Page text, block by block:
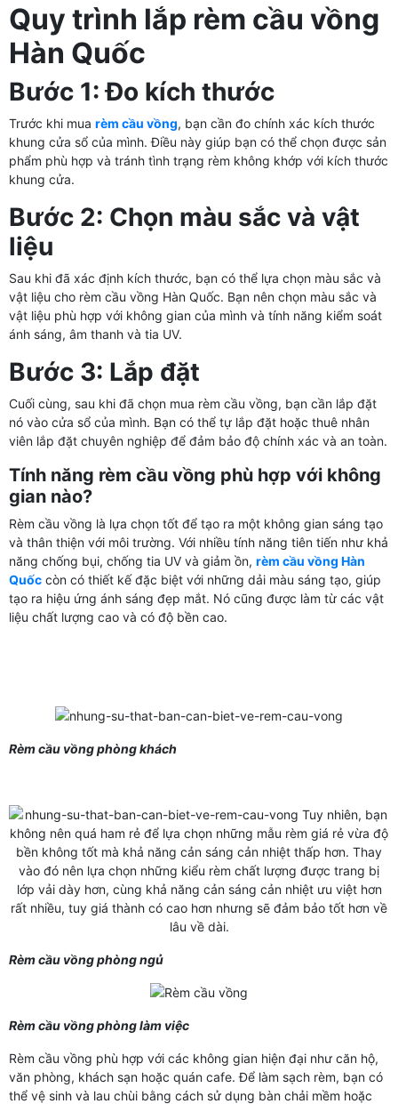
Quy trình lắp rèm cầu vồng
Hàn Quốc
Bước 1: Đo kích thước
Trước khi mua rèm cầu vồng, bạn cần đo chính xác kích thước
khung cửa sổ của mình. Điều này giúp bạn có thể chọn được sản
phẩm phù hợp và tránh tình trạng rèm không khớp với kích thước
khung cửa.
Bước 2: Chọn màu sắc và vật
liệu
Sau khi đã xác định kích thước, bạn có thể lựa chọn màu sắc và
vật liệu cho rèm cầu vồng Hàn Quốc. Bạn nên chọn màu sắc và
vật liệu phù hợp với không gian của mình và tính năng kiểm soát
ánh sáng, âm thanh và tia UV.
Bước 3: Lắp đặt
Cuối cùng, sau khi đã chọn mua rèm cầu vồng, bạn cần lắp đặt
nó vào cửa sổ của mình. Bạn có thể tự lắp đặt hoặc thuê nhân
viên lắp đặt chuyên nghiệp để đảm bảo độ chính xác và an toàn.
Tính năng rèm cầu vồng phù hợp với không
gian nào?
Rèm cầu vồng là lựa chọn tốt để tạo ra một không gian sáng tạo
và thân thiện với môi trường. Với nhiều tính năng tiên tiến như khả
năng chống bụi, chống tia UV và giảm ồn, rèm cầu vồng Hàn
Quốc còn có thiết kế đặc biệt với những dải màu sáng tạo, giúp
tạo ra hiệu ứng ánh sáng đẹp mắt. Nó cũng được làm từ các vật
liệu chất lượng cao và có độ bền cao.
Rèm cầu vồng phòng khách
Rèm cầu vồng phòng ngủ
Rèm cầu vồng phòng làm việc
Rèm cầu vồng phù hợp với các không gian hiện đại như căn hộ,
văn phòng, khách sạn hoặc quán cafe. Để làm sạch rèm, bạn có
thể vệ sinh và lau chùi bằng cách sử dụng bàn chải mềm hoặc